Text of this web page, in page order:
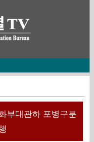
부대관하 포병구분